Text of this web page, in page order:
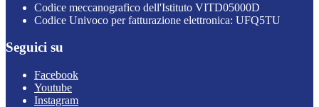
Codice meccanografico dell'Istituto VITD05000D
Codice Univoco per fatturazione elettronica: UFQ5TU
Seguici su
Facebook
Youtube
Instagram